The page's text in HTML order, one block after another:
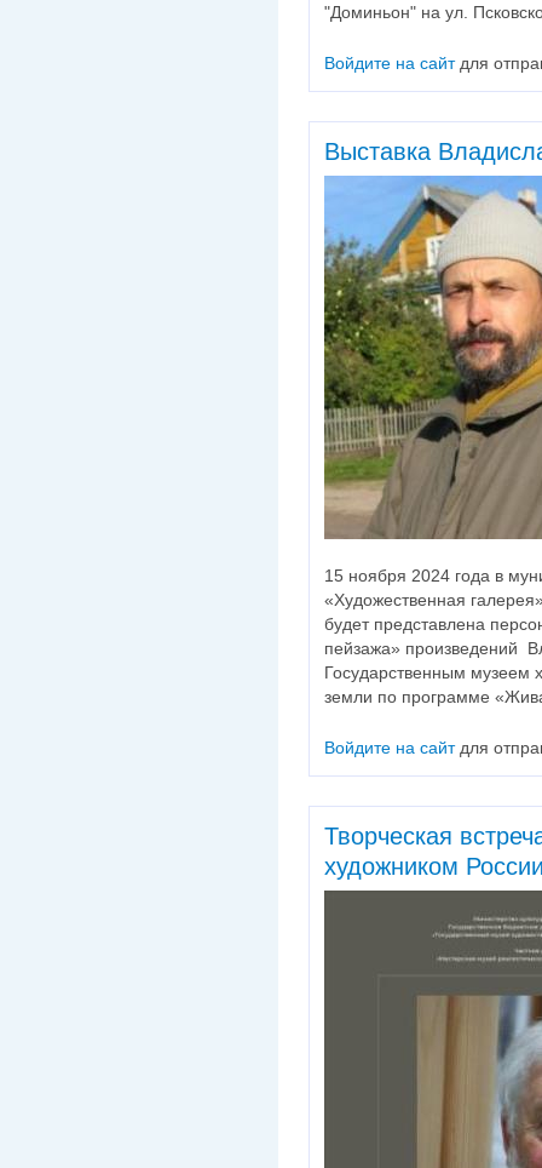
"Доминьон" на ул.
Войдите на сайтдля
Выставка
15 ноября 2024 года в
«Художественная
будет представлена
пейзажа» произведений
Государственным музеем
земли по программе
Войдите на сайтдля
Творческая
художником